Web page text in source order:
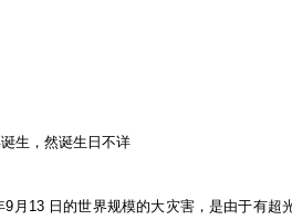
生，然诞生日不详
9月13 日的世界规模的大灾害，是由于有